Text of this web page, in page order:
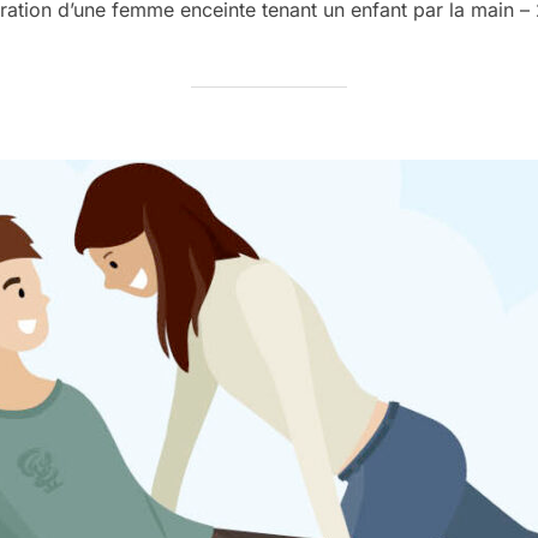
d’une femme enceinte tenant un enfant par la main –